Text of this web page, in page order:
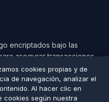
encriptados bajo las
asegurar transacciones
cookies propias y de
de navegación, analizar el
Al hacer clic en
cookies según nuestra
¡Estamos en línea!
Chat en WhatsApp